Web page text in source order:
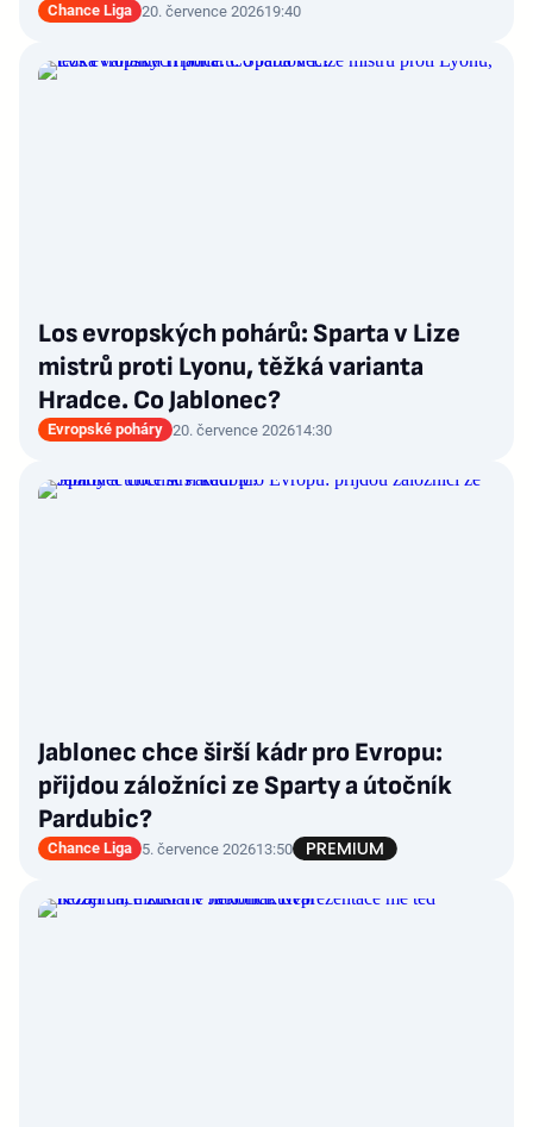
Chance Liga 20. července 202619:40
Los evropských pohárů: Sparta v Lize
mistrů proti Lyonu, těžká varianta
Hradce. Co Jablonec?
Evropské poháry 20. července 202614:30
Jablonec chce širší kádr pro Evropu:
přijdou záložníci ze Sparty a útočník
Pardubic?
Chance Liga 5. července 202613:50